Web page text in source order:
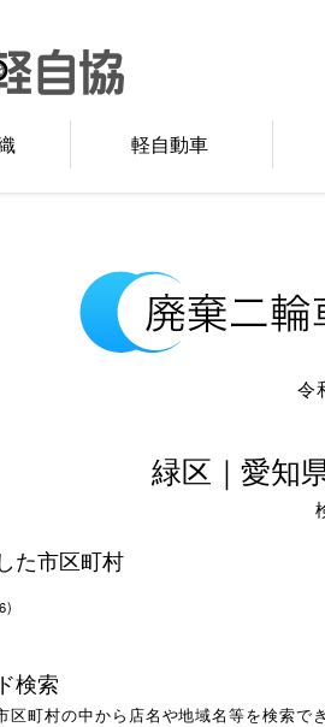
軽自動車
令
緑区｜愛知
た市区町村
検索
区町村の中から店名や地域名等を検索で